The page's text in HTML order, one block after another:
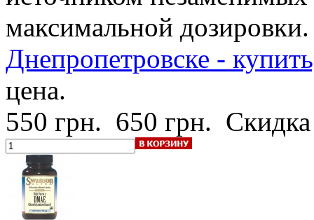
максимальной
Днепропетровске -
цена.
550 грн. 650 грн.